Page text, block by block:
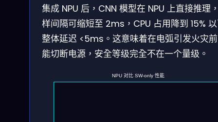
集成 NPU 后，CNN 模型在 NPU 上直接推理
样间隔可缩短至 2ms，CPU 占用降到 15%
整体延迟 <5ms。这意味着在电弧引发火灾
能切断电源，安全等级完全不在一个量级。
NPU 对比 SW-only 性能